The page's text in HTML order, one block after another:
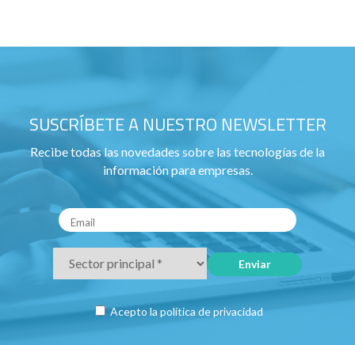
SUSCRÍBETE A NUESTRO NEWSLETTER
Recibe todas las novedades sobre las tecnologías de la
información para empresas.
Acepto la política de privacidad